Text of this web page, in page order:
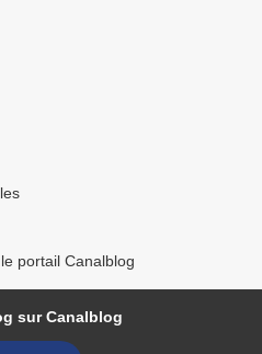
portail Canalblog
sur Canalblog